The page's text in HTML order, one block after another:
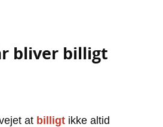
bliver billigt
at billigt ikke altid